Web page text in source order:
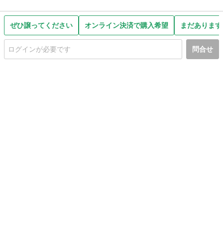
ぜひ譲ってください オンライン決済で購入希望 まだありま
問合せ